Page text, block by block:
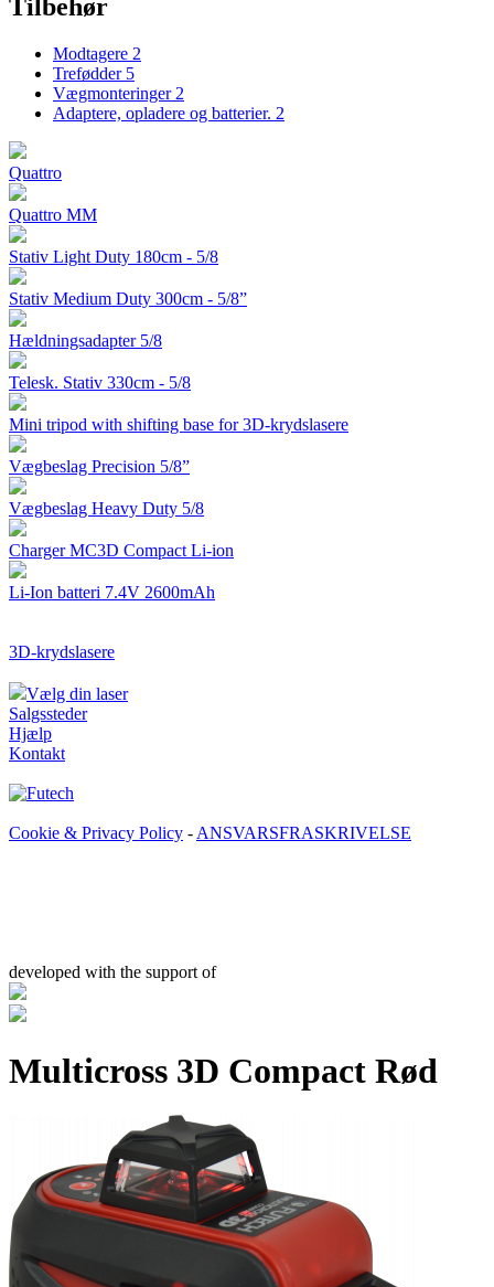
Tilbehør
Modtagere 2
Trefødder 5
Vægmonteringer 2
Adaptere, opladere og batterier. 2
Quattro
Quattro MM
Stativ Light Duty 180cm - 5/8
Stativ Medium Duty 300cm - 5/8”
Hældningsadapter 5/8
Telesk. Stativ 330cm - 5/8
Mini tripod with shifting base for 3D-krydslasere
Vægbeslag Precision 5/8”
Vægbeslag Heavy Duty 5/8
Charger MC3D Compact Li-ion
Li-Ion batteri 7.4V 2600mAh
3D-krydslasere
Vælg din laser
Salgssteder
Hjælp
Kontakt
Cookie & Privacy Policy - ANSVARSFRASKRIVELSE
developed with the support of
Multicross 3D Compact Rød